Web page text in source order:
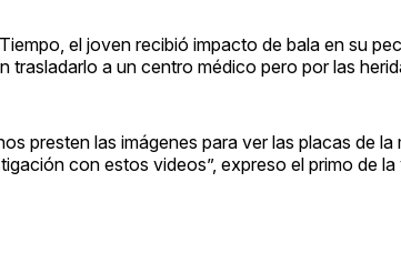
el joven recibió impacto de bala en su
trasladarlo a un centro médico pero por las
presten las imágenes para ver las placas de
con estos videos”, expreso el primo de la